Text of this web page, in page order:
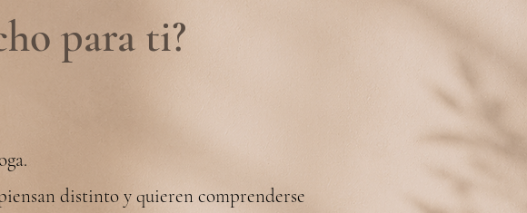
para ti?
distinto y quieren comprenderse